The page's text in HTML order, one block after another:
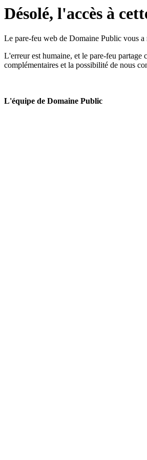
Désolé, l'accès à
Le pare-feu web de Domaine Public vous a
L'erreur est humaine, et le pare-feu partage
complémentaires et la possibilité de nous
L'équipe de Domaine Public